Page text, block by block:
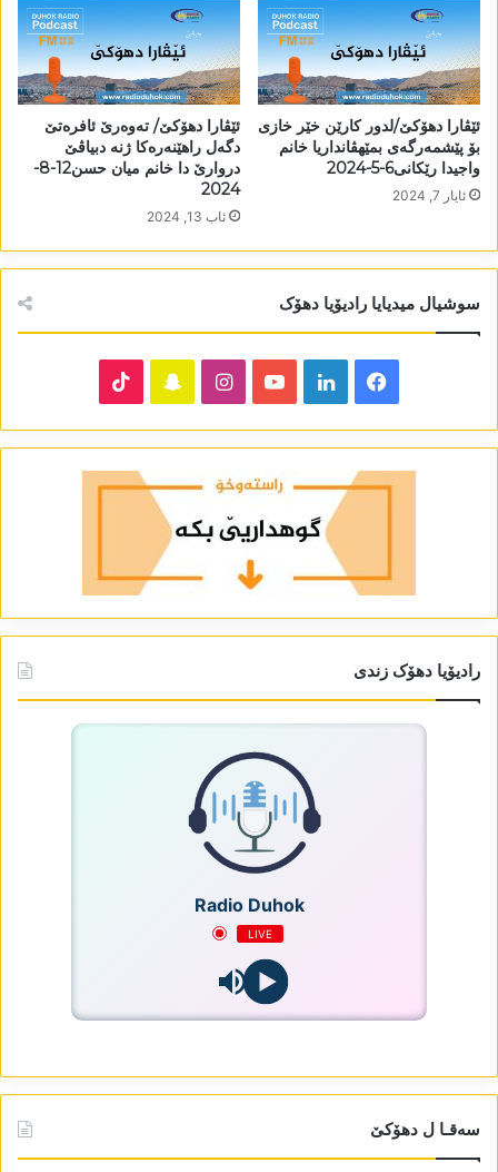
ئێڤارا دھۆکێ/لدور کارێن خێر خازی
بۆ پێشمەرگەی بمێھڤانداریا خانم
واجیدا رێکانی6-5-2024
ئایار 7, 2024
ئێڤارا دھۆکێ/ تەوەرێ ئافرەتێ
دگەل راھێنەرەکا ژنە دبیاڤێ
دروارێ دا خانم میان حسن12-8-
2024
ئاب 13, 2024
سوشیال میدیایا رادیۆیا دھۆک
Facebook
LinkedIn
YouTube
Instagram
Snapchat
رادیۆیا دھۆک زندی
Radio Duhok
LIVE
سەقـا ل دھۆکێ